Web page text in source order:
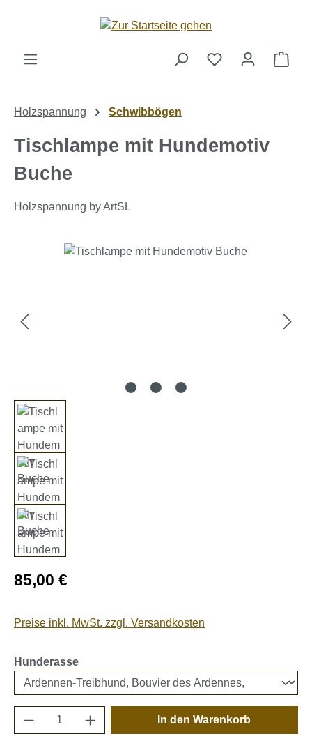
Zum Hauptinhalt springen
Holzspannung Schwibbögen
Tischlampe mit Hundemotiv
Buche
Holzspannung by ArtSL
Bildergalerie überspringen
Regulärer Preis:
85,00 €
Preise inkl. MwSt. zzgl. Versandkosten
Hunderasseauswählen
Produkt Anzahl: Gib den gewünschten
In den Warenkorb